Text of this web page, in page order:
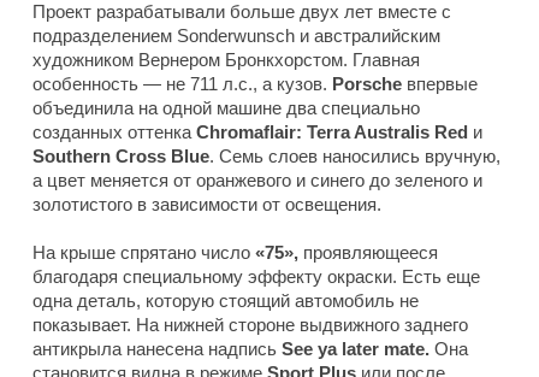
Проект разрабатывали больше двух лет вместе с
подразделением Sonderwunsch и австралийским
художником Вернером Бронкхорстом. Главная
особенность — не 711 л.с., а кузов. Porsche впервые
объединила на одной машине два специально
созданных оттенка Chromaflair: Terra Australis Red и
Southern Cross Blue. Семь слоев наносились вручную,
а цвет меняется от оранжевого и синего до зеленого и
золотистого в зависимости от освещения.
На крыше спрятано число «75», проявляющееся
благодаря специальному эффекту окраски. Есть еще
одна деталь, которую стоящий автомобиль не
показывает. На нижней стороне выдвижного заднего
антикрыла нанесена надпись See ya later mate. Она